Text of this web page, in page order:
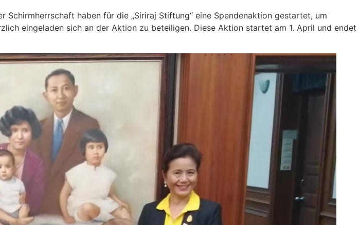
haben für die „Siriraj Stiftung“ eine Spendenaktion gestartet, um
eingeladen sich an der Aktion zu beteiligen. Diese Aktion startet am 1. April und endet